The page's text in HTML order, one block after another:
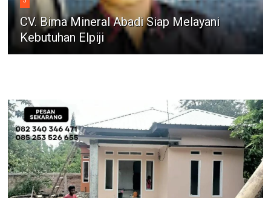
CV. Bima Mineral Abadi Siap Melayani
Kebutuhan Elpiji